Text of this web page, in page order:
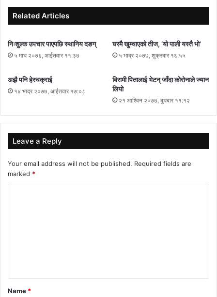
Related Articles
निःशुल्क उपचार पाएपछि स्थानिय दङग्
५ माघ २०७६, आईतवार ११:३७
घरमै खुम्चाएको तीज, ‘यो पाली यस्तै भो’
५ भाद्र २०७७, शुक्रबार १६:५५
अझै पनि हेरचक्राई
१४ भाद्र २०७७, आईतवार १७:०८
बिरामी पितालाई भेटन् जाँदा कोरोनाले ज्यान
लियो
२१ आश्विन २०७७, बुधबार ११:१२
Leave a Reply
Your email address will not be published. Required fields are
marked *
t
*
Name *